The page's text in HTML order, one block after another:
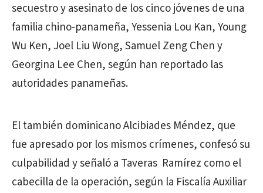
secuestro y asesinato de los cinco jóvenes de una
familia chino-panameña, Yessenia Lou Kan, Young
Wu Ken, Joel Liu Wong, Samuel Zeng Chen y
Georgina Lee Chen, según han reportado las
autoridades panameñas.
El también dominicano Alcibiades Méndez, que
fue apresado por los mismos crímenes, confesó su
culpabilidad y señaló a Taveras Ramírez como el
cabecilla de la operación, según la Fiscalía Auxiliar